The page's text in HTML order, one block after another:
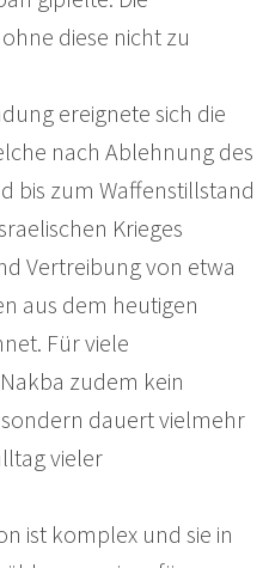
diese nicht zu
ereignete sich die
nach Ablehnung des
bis zum Waffenstillstand
Krieges
Vertreibung von etwa
aus dem heutigen
Für viele
zudem kein
sondern dauert vielmehr
vieler
ist komplex und sie in